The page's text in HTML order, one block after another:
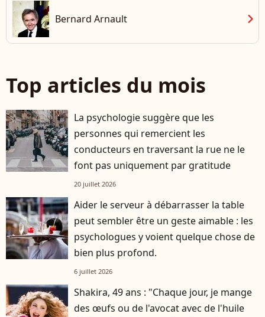
Bernard Arnault chevron_right
Top articles du mois
La psychologie suggère que les
personnes qui remercient les
conducteurs en traversant la rue ne le
font pas uniquement par gratitude
20 juillet 2026
Aider le serveur à débarrasser la table
peut sembler être un geste aimable : les
psychologues y voient quelque chose de
bien plus profond.
6 juillet 2026
Shakira, 49 ans : "Chaque jour, je mange
des œufs ou de l'avocat avec de l'huile